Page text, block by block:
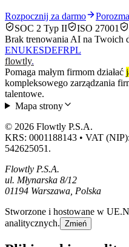
Rozpocznij za darmo
SOC 2 Typ II
ISO 27001
Brak trenowania AI na Twoich
ENUKESDEFRPL
flowtly.
Pomaga małym firmom działać
kompleksowego zarządzania
talentowe.
Mapa strony
© 2026 Flowtly P.S.A.
KRS: 0001188143 • VAT
542625051.
Flowtly P.S.A.
ul. Młynarska 8/12
01194 Warszawa, Polska
Stworzone i hostowane w UE.
analitycznych. Zmień